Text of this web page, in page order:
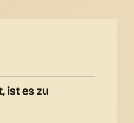
ist es zu